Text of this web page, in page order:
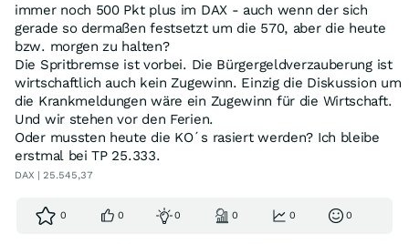
immer noch 500 Pkt plus im DAX - auch wenn der sich
gerade so dermaßen festsetzt um die 570, aber die heute
bzw. morgen zu halten?
Die Spritbremse ist vorbei. Die Bürgergeldverzauberung ist
wirtschaftlich auch kein Zugewinn. Einzig die Diskussion um
die Krankmeldungen wäre ein Zugewinn für die Wirtschaft.
Und wir stehen vor den Ferien.
Oder mussten heute die KO´s rasiert werden? Ich bleibe
erstmal bei TP 25.333.
DAX | 25.545,37
0 0 0 0 0 0